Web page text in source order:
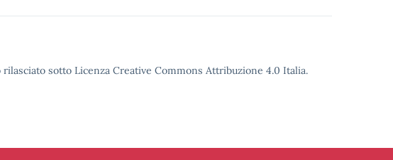
sotto Licenza Creative Commons Attribuzione 4.0 Italia.